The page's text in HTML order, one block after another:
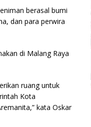
berasal bumi
dan para perwira
di Malang Raya
ruang untuk
Kota
kata Oskar